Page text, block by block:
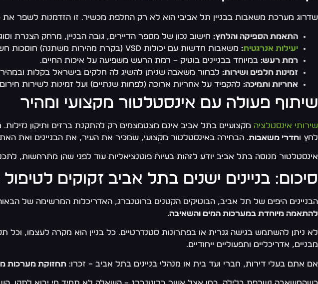
שדרוג מערכת משאבות בבניין תל אביבי הוא לא רק החלפת מכשיר. זו הזדמנות לשפר
התאמת הספיקה והלחץ: חישוב נכון של מספר הדיירים, גובה הבניין, מרחק הצנרת
יעילות אנרגטית: משאבות חדשות עם יכולות VSD (בקרת מהירות משתנה) חוסכות חשמל ומפחיתות עומס על הרשת.
רמת רעש: במיוחד בבניינים בוטיק – רמת הרעש משפיעה על איכות החיים.
זמינות חלפים ושירות: לבחור משאבה שניתן להשיג לה חלקים בישראל בקלות
אחריות ותמיכה: להקפיד על אחריות ארוכה (לפחות שנתיים) ועל זמינות לשירות
שיתוף פעולה עם אינסטלטור מקצועי ומהיר
שירותי אינסטלציה מקצועיים בתל אביב אינם מצטמצמים רק להתקנת ברזים ותיקון
לחץ וחדרי משאבות. הבחירה באינסטלטור מקצועי, שמכיר את העיר, את הבניינים ואת
אינסטלטור מנוסה בתל אביב יודע לזהות בעיות פוטנציאליות עוד לפני שהן מתרחשות,
סיכום: בניינים ישנים בתל אביב זקוקים
הבניינים היפים של תל אביב, הבוטיקים הקטנים ברוטנברג, האדריכלות המרשימה של
להתאמה מיוחדת במערכות המים והשאיבה.
לא ניתן להשתמש בגישה גנרית או בפתרונות סטנדרטיים. כל בניין הוא מקרה לעצמו, וכל
מבניים, אדריכליים ותפעוליים ייחודיים.
אם אתם בעלי דירות, חברי ועד בית או מנהלי בניינים בתל אביב – זכרו: תחזוקת מערכות